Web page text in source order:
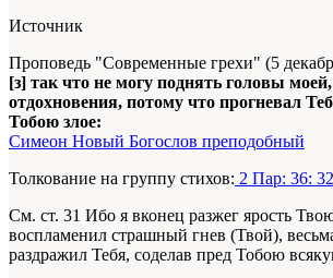
Источник
Проповедь "Современные грехи" (5
[з] так что не могу поднять головы
отдохновения, потому что прогневал
Тобою злое:
Симеон Новый Богослов преподобный
Толкование на группу стихов: 2 Пар: 36:
См. ст. 31 Ибо я вконец разжег ярость
воспламенил страшный гнев (Твой),
раздражил Тебя, соделав пред Тобою